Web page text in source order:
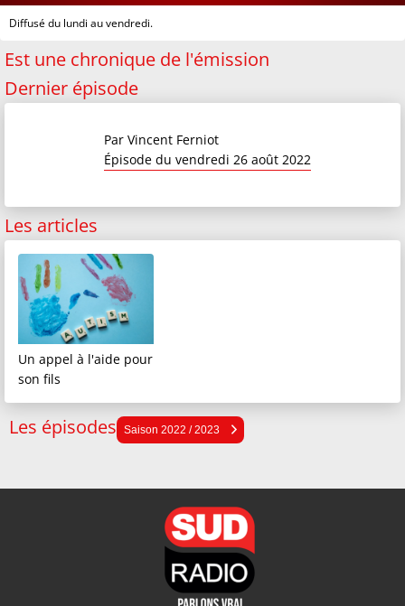
Diffusé du lundi au vendredi.
Est une chronique de l'émission
Dernier épisode
Par Vincent Ferniot
Épisode du vendredi 26 août 2022
Les articles
Un appel à l'aide pour
son fils
Les épisodes Saison 2022 / 2023
Saison 2023 / 2024